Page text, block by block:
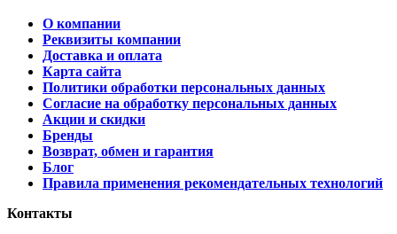
О компании
Реквизиты компании
Доставка и оплата
Карта сайта
Политики обработки персональных данных
Согласие на обработку персональных данных
Акции и скидки
Бренды
Возврат, обмен и гарантия
Блог
Правила применения рекомендательных технологий
Контакты